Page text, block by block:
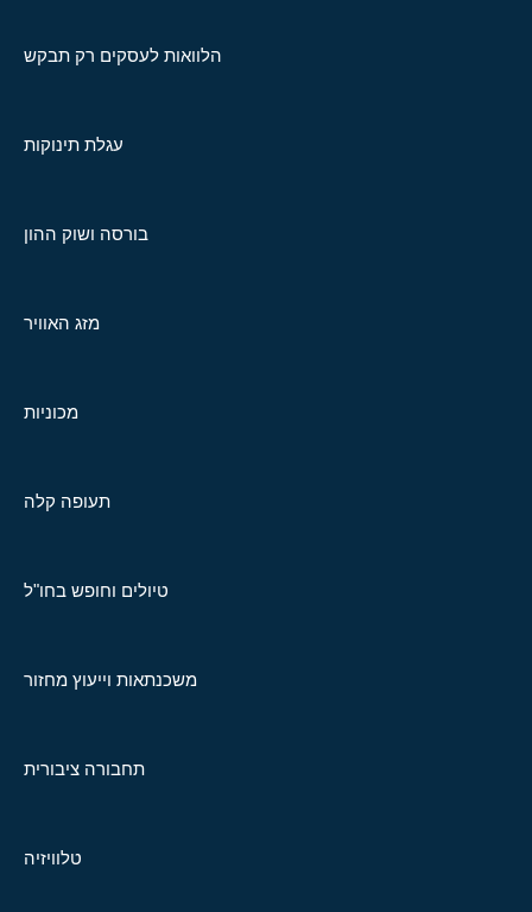
הלוואות לעסקים רק תבקש
עגלת תינוקות
בורסה ושוק ההון
מזג האוויר
מכוניות
תעופה קלה
טיולים וחופש בחו"ל
משכנתאות וייעוץ מחזור
תחבורה ציבורית
טלוויזיה